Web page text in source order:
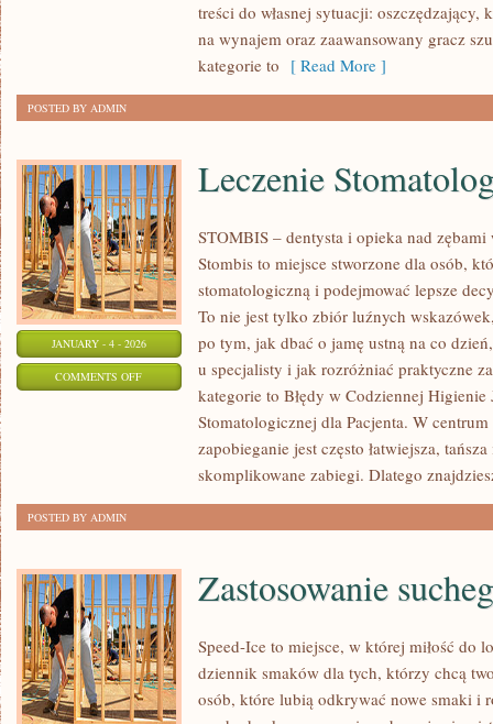
treści do własnej sytuacji: oszczędzający,
na wynajem oraz zaawansowany gracz
kategorie to [ Read More ]
POSTED BY ADMIN
JANUARY - 4 - 2026
COMMENTS OFFON
STOMATOLOGICZNE
Leczenie
STOMBIS – dentysta i opieka nad
Stombis to miejsce stworzone dla osób,
stomatologiczną i podejmować lepsze
To nie jest tylko zbiór luźnych
po tym, jak dbać o jamę ustną na co
u specjalisty i jak rozróżniać praktyczne
kategorie to Błędy w Codziennej
Stomatologicznej dla Pacjenta. W
zapobieganie jest często łatwiejsza,
skomplikowane zabiegi. Dlatego
POSTED BY ADMIN
Zastosowanie
Speed-Ice to miejsce, w której miłość do
dziennik smaków dla tych, którzy chcą
osób, które lubią odkrywać nowe smaki i